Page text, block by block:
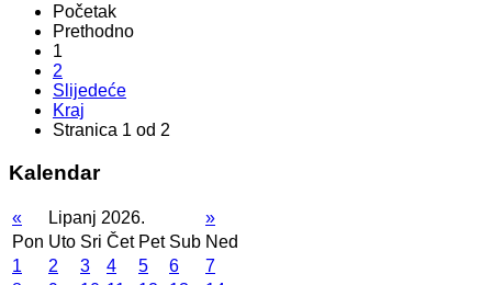
Početak
Prethodno
1
2
Slijedeće
Kraj
Stranica 1 od 2
Kalendar
« Lipanj 2026.
»
Pon Uto Sri Čet Pet Sub Ned
1
2 3 4 5 6
7